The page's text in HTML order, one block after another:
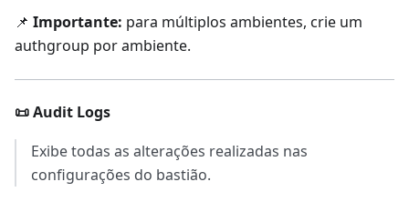
📌 Importante: para múltiplos ambientes, crie um
authgroup por ambiente.
📜 Audit Logs
Exibe todas as alterações realizadas nas
configurações do bastião.